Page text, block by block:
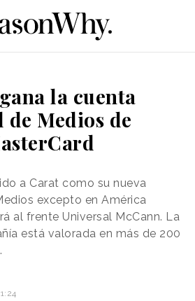
la cuenta
de Medios de
a Carat como su nueva
excepto en América
al frente Universal McCann. La
está valorada en más de 200